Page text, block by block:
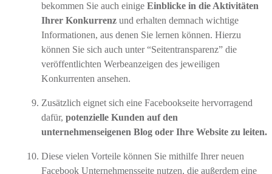
bekommen Sie auch einige Einblicke in die Aktivitäten
Ihrer Konkurrenz und erhalten demnach wichtige
Informationen, aus denen Sie lernen können. Hierzu
können Sie sich auch unter “Seitentransparenz” die
veröffentlichten Werbeanzeigen des jeweiligen
Konkurrenten ansehen.
Zusätzlich eignet sich eine Facebookseite hervorragend
dafür, potenzielle Kunden auf den
unternehmenseigenen Blog oder Ihre Website zu leiten.
Diese vielen Vorteile können Sie mithilfe Ihrer neuen
Facebook Unternehmensseite nutzen, die außerdem eine